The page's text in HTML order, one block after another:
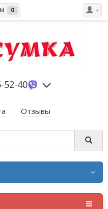
0
52-40
Отзывы